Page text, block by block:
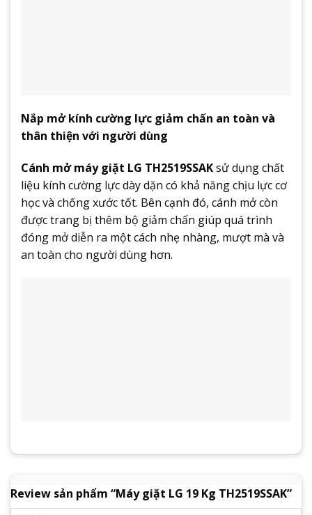
Nắp mở kính cường lực giảm chấn an toàn và
thân thiện với người dùng
Cánh mở máy giặt LG TH2519SSAKsử dụng chất
liệu kính cường lực dày dặn có khả năng chịu lực cơ
học và chống xước tốt. Bên cạnh đó, cánh mở còn
được trang bị thêm bộ giảm chấn giúp quá trình
đóng mở diễn ra một cách nhẹ nhàng, mượt mà và
an toàn cho người dùng hơn.
Review sản phẩm “Máy giặt LG 19 Kg TH2519SSAK”